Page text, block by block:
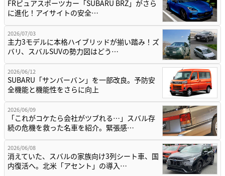
FRピュアスポーツカー「SUBARU BRZ」がさら
に進化！アイサイトの安全…
2026/07/03
主力3モデルに本格ハイブリッドが揃い踏み！ズ
バリ、スバルSUVの勢力図はどう…
2026/06/12
SUBARU「サンバーバン」を一部改良。予防安
全機能と機能性をさらに向上
2026/06/09
「これがコケたら会社がツブれる…」スバル存
続の危機を救った名車を紹介。緊張感…
2026/06/08
消えていた、スバルの家族向け3列シート車、国
内復活へ。北米「アセント」の導入…